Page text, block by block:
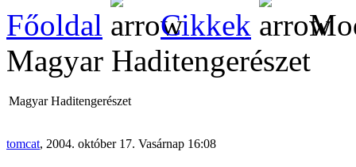
Főoldal Cikkek
Magyar Haditengerészet
Magyar Haditengerészet
tomcat, 2004. október 17. Vasárnap 16:08